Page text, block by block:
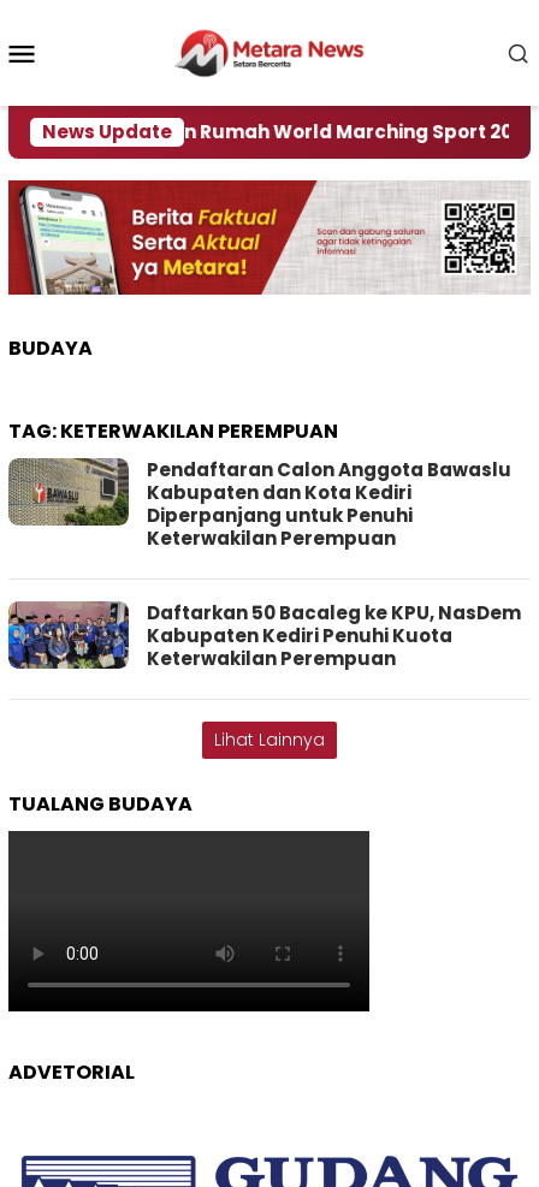
konten
News Update
Jadi Tuan Rumah World Marching Sport 2027
BUDAYA
TAG:KETERWAKILAN PEREMPUAN
Pendaftaran Calon Anggota Bawaslu
Kabupaten dan Kota Kediri
Diperpanjang untuk Penuhi
Keterwakilan Perempuan
Daftarkan 50 Bacaleg ke KPU, NasDem
Kabupaten Kediri Penuhi Kuota
Keterwakilan Perempuan
Lihat Lainnya
TUALANG BUDAYA
ADVETORIAL